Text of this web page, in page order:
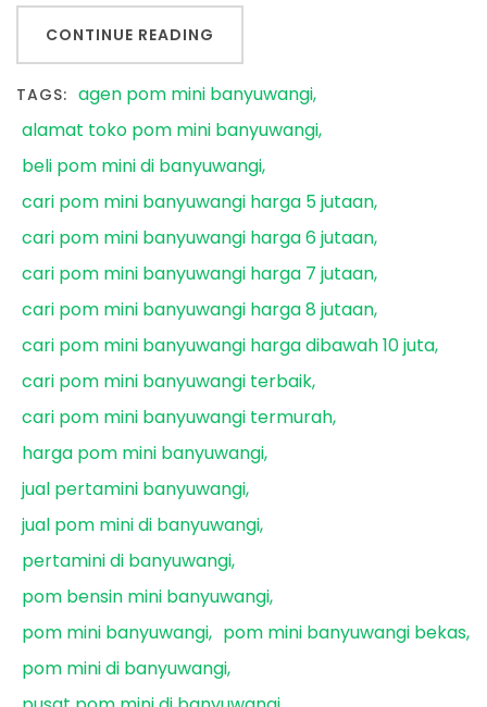
CONTINUE READING
TAGS: agen pom mini banyuwangi
alamat toko pom mini banyuwangi
beli pom mini di banyuwangi
cari pom mini banyuwangi harga 5 jutaan
cari pom mini banyuwangi harga 6 jutaan
cari pom mini banyuwangi harga 7 jutaan
cari pom mini banyuwangi harga 8 jutaan
cari pom mini banyuwangi harga dibawah 10 juta
cari pom mini banyuwangi terbaik
cari pom mini banyuwangi termurah
harga pom mini banyuwangi
jual pertamini banyuwangi
jual pom mini di banyuwangi
pertamini di banyuwangi
pom bensin mini banyuwangi
pom mini banyuwangi
pom mini banyuwangi bekas
pom mini di banyuwangi